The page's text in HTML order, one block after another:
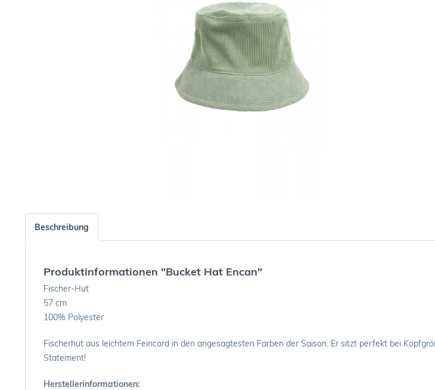
Beschreibung
Produktinformationen "Bucket Hat Encan"
Fischer-Hut
57 cm
100% Polyester
Fischerhut aus leichtem Feincord in den angesagtesten Farben der Saison. Er sitzt perfekt bei
Statement!
Herstellerinformationen: